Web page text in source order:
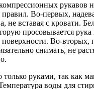
рукавов
правил. Во-первых,
не вставая с кровати.
просовывается рука
поверхности. Во-вторых,
снимать, не
только руками, так как
воды для